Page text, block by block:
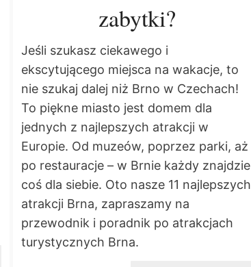
zabytki?
Jeśli szukasz ciekawego i
ekscytującego miejsca na wakacje, to
nie szukaj dalej niż Brno w Czechach!
To piękne miasto jest domem dla
jednych z najlepszych atrakcji w
Europie. Od muzeów, poprzez parki, aż
po restauracje – w Brnie każdy znajdzie
coś dla siebie. Oto nasze 11 najlepszych
atrakcji Brna, zapraszamy na
przewodnik i poradnik po atrakcjach
turystycznych Brna.